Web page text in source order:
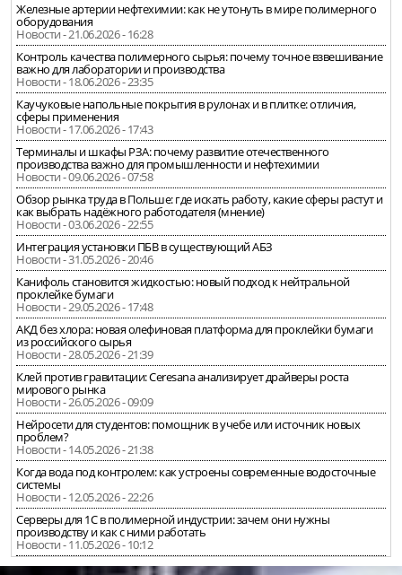
Железные артерии нефтехимии: как не утонуть в мире полимерного
оборудования
Новости - 21.06.2026 - 16:28
Контроль качества полимерного сырья: почему точное взвешивание
важно для лаборатории и производства
Новости - 18.06.2026 - 23:35
Каучуковые напольные покрытия в рулонах и в плитке: отличия,
сферы применения
Новости - 17.06.2026 - 17:43
Терминалы и шкафы РЗА: почему развитие отечественного
производства важно для промышленности и нефтехимии
Новости - 09.06.2026 - 07:58
Обзор рынка труда в Польше: где искать работу, какие сферы растут и
как выбрать надёжного работодателя (мнение)
Новости - 03.06.2026 - 22:55
Интеграция установки ПБВ в существующий АБЗ
Новости - 31.05.2026 - 20:46
Канифоль становится жидкостью: новый подход к нейтральной
проклейке бумаги
Новости - 29.05.2026 - 17:48
АКД без хлора: новая олефиновая платформа для проклейки бумаги
из российского сырья
Новости - 28.05.2026 - 21:39
Клей против гравитации: Ceresana анализирует драйверы роста
мирового рынка
Новости - 26.05.2026 - 09:09
Нейросети для студентов: помощник в учебе или источник новых
проблем?
Новости - 14.05.2026 - 21:38
Когда вода под контролем: как устроены современные водосточные
системы
Новости - 12.05.2026 - 22:26
Серверы для 1С в полимерной индустрии: зачем они нужны
производству и как с ними работать
Новости - 11.05.2026 - 10:12